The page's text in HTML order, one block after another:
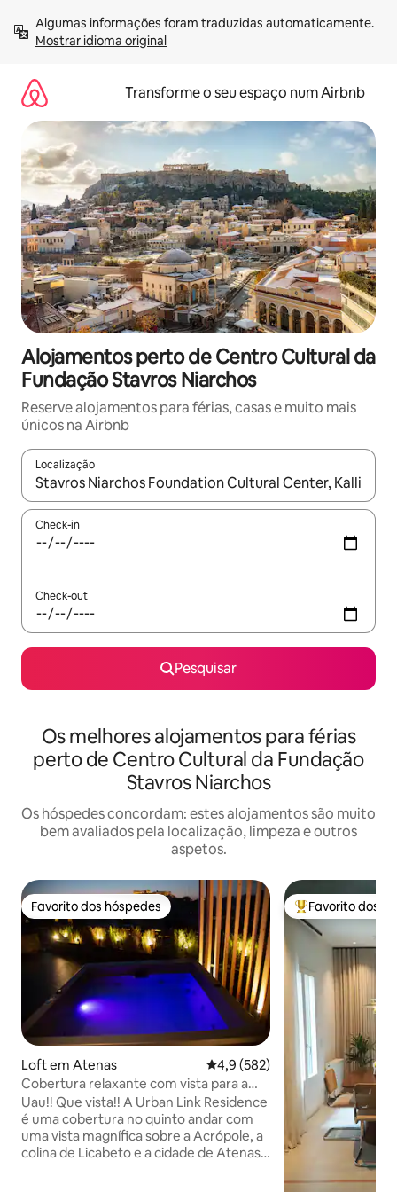
para
Mostrar idioma original
Transforme o seu espaço num Airbnb
Alojamentos perto de Centro Cultural da
Fundação Stavros Niarchos
Reserve alojamentos para férias, casas e muito mais
únicos na Airbnb
Localização
Quando os resultados estiverem disponíveis, navegue com
Check-in
Check-out
Pesquisar
Os melhores alojamentos para férias
perto de Centro Cultural da Fundação
Stavros Niarchos
Os hóspedes concordam: estes alojamentos são muito
bem avaliados pela localização, limpeza e outros
aspetos.
Favorito dos hóspedes
Favorito dos hóspedes
Loft em Atenas Classificação média de 4,9 em
4,9 (582)
Cobertura relaxante com vista para a
Acrópole e jacuzzi
Uau!! Que vista!! A Urban Link Residence
é uma cobertura no quinto andar com
uma vista magnífica sobre a Acrópole, a
colina de Licabeto e a cidade de Atenas.
Favoritos dos
Favorito dos